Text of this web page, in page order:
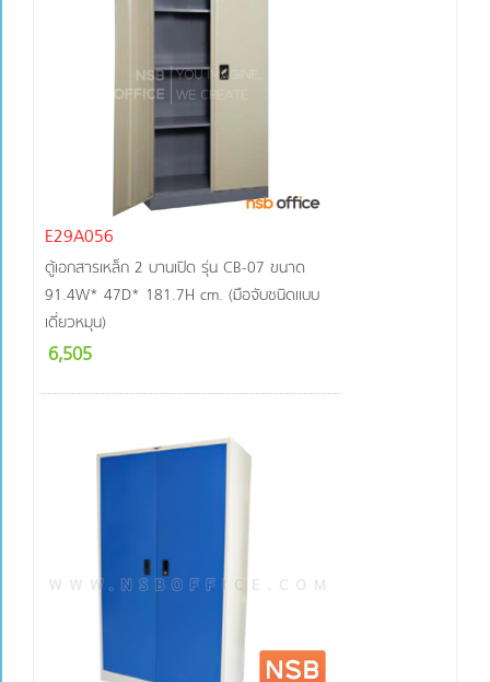
E29A056
ตู้เอกสารเหล็ก 2 บานเปิด รุ่น CB-07 ขนาด
91.4W* 47D* 181.7H cm. (มือจับชนิดแบบ
เดี่ยวหมุน)
6,505